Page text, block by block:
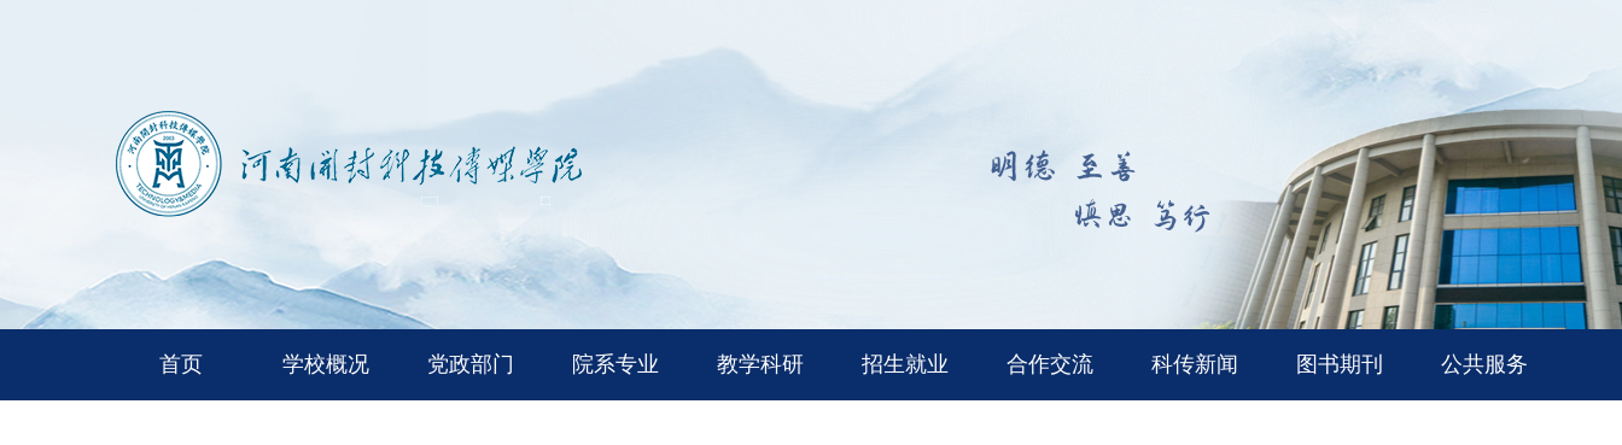
首页 学校概况 党政部门 院系专业 教学科研 招生就业 合作交流 科传新闻 图书期刊 公共服务